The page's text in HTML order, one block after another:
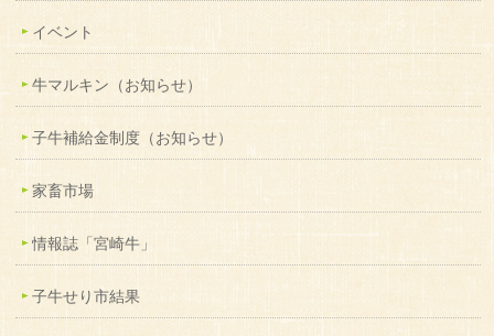
イベント
牛マルキン（お知らせ）
子牛補給金制度（お知らせ）
家畜市場
情報誌「宮崎牛」
子牛せり市結果